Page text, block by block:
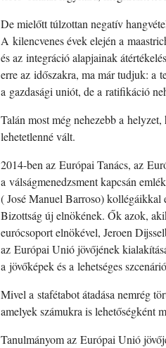
De mielőtt túlzottan negatív
A kilencvenes évek elején a
és az integráció alapjainak
erre az időszakra, ma már tudjuk: a
a gazdasági uniót, de a ratifikáció
Talán most még nehezebb a
lehetetlenné vált.
2014-ben az Európai Tanács, az
a válságmenedzsment kapcsán
( José Manuel Barroso) kollégáikkal
Bizottság új elnökének. Ők azok,
eurócsoport elnökével, Jeroen
az Európai Unió jövőjének
a jövőképek és a lehetséges
Mivel a stafétabot átadása nemrég
amelyek számukra is lehetőségként
Tanulmányom az Európai Unió